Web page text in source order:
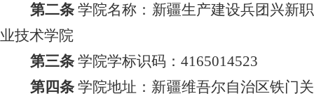
第二条 学院名称：新疆生产建设兵团兴新职
业技术学院
第三条 学院学标识码： 4165014523
第四条 学院地址：新疆维吾尔自治区铁门关